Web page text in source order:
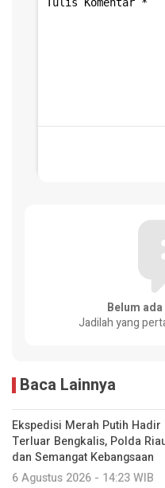
Belum
Jadilah yang
Baca Lainnya
Ekspedisi Merah Putih Hadir
Terluar Bengkalis, Polda
dan Semangat Kebangsaan
6 Agustus 2026 - 14:23 WIB